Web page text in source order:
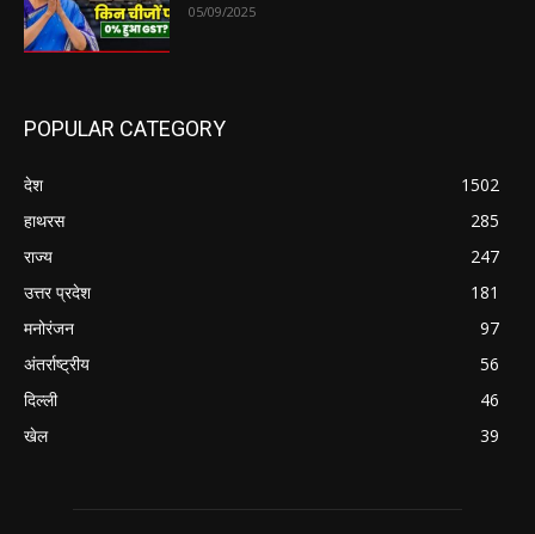
05/09/2025
POPULAR CATEGORY
देश
1502
हाथरस
285
राज्य
247
उत्तर प्रदेश
181
मनोरंजन
97
अंतर्राष्ट्रीय
56
दिल्ली
46
खेल
39